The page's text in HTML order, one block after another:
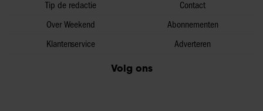
Tip de redactie
Over Weekend
Klantenservice
Contact
Abonnementen
Adverteren
Volg ons